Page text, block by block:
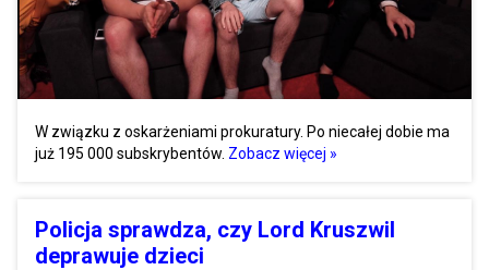
W związku z oskarżeniami prokuratury. Po niecałej dobie ma
już 195 000 subskrybentów. Zobacz więcej »
Policja sprawdza, czy Lord Kruszwil
deprawuje dzieci